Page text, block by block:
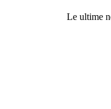
Le ultime